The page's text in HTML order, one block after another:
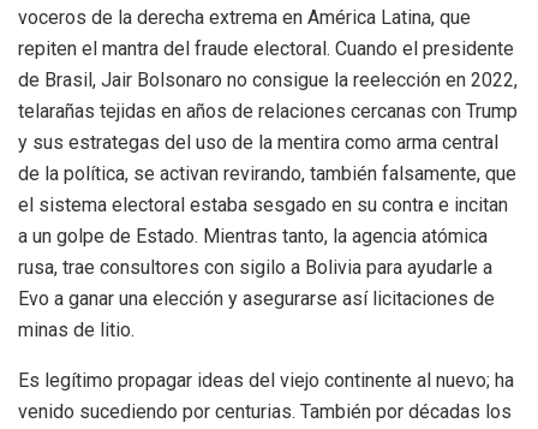
voceros de la derecha extrema en América Latina, que
repiten el mantra del fraude electoral. Cuando el presidente
de Brasil, Jair Bolsonaro no consigue la reelección en 2022,
telarañas tejidas en años de relaciones cercanas con Trump
y sus estrategas del uso de la mentira como arma central
de la política, se activan revirando, también falsamente, que
el sistema electoral estaba sesgado en su contra e incitan
a un golpe de Estado. Mientras tanto, la agencia atómica
rusa, trae consultores con sigilo a Bolivia para ayudarle a
Evo a ganar una elección y asegurarse así licitaciones de
minas de litio.
Es legítimo propagar ideas del viejo continente al nuevo; ha
venido sucediendo por centurias. También por décadas los